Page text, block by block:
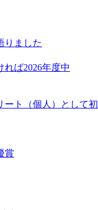
りました
ば2026年度中
ート（個人）として初
賞